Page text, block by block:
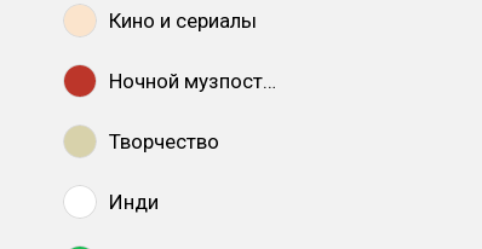
Кино и сериалы
Ночной музпостинг
Творчество
Инди